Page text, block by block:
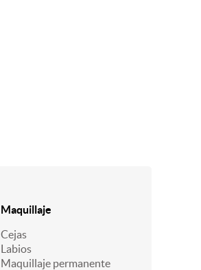
Maquillaje
Cejas
Labios
Maquillaje permanente